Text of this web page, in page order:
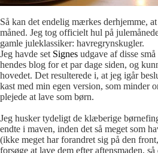
Så kan det endelig mærkes derhjemme,
måned. Jeg tog officielt hul på
gamle juleklassiker: havregrynskugler.
Jeg havde set Signes udgave af disse
hendes blog for et par dage siden, og
hovedet. Det resulterede i, at jeg igår
kast med min egen version, som minder
plejede at lave som børn.
Jeg husker tydeligt de klæberige
endte i maven, inden det så meget som
(ikke meget har forandret sig på den
forsøge at lave dem efter aftensmaden,